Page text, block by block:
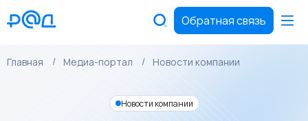
Обратная связь
Главная Медиа-портал Новости компании
Новости компании